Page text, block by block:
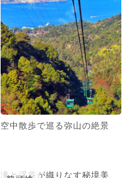
空中散歩で巡る弥山の絶景
滝と渓谷が織りなす秘境美